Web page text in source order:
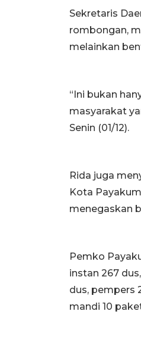
Sekretaris
rombongan,
melainkan
“Ini bukan
masyarakat
Senin (01/12).
Rida juga
Kota
menegaskan
Pemko
instan 267
dus, pempers
mandi 10